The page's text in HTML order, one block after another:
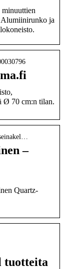
Alumiinirunko ja
Ø 70 cm:n tilan.
–
Quartz-
tuotteita